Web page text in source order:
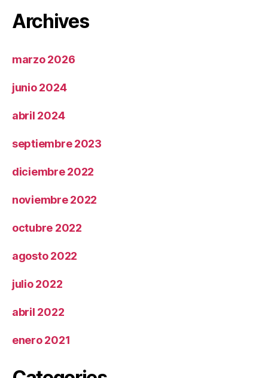
Archives
marzo 2026
junio 2024
abril 2024
septiembre 2023
diciembre 2022
noviembre 2022
octubre 2022
agosto 2022
julio 2022
abril 2022
enero 2021